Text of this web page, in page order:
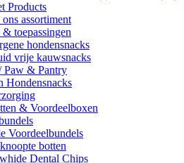
Products
assortiment
& toepassingen
hondensnacks
vrije kauwsnacks
& Pantry
Hondensnacks
& Voordeelboxen
Voordeelbundels
botten
Dental Chips